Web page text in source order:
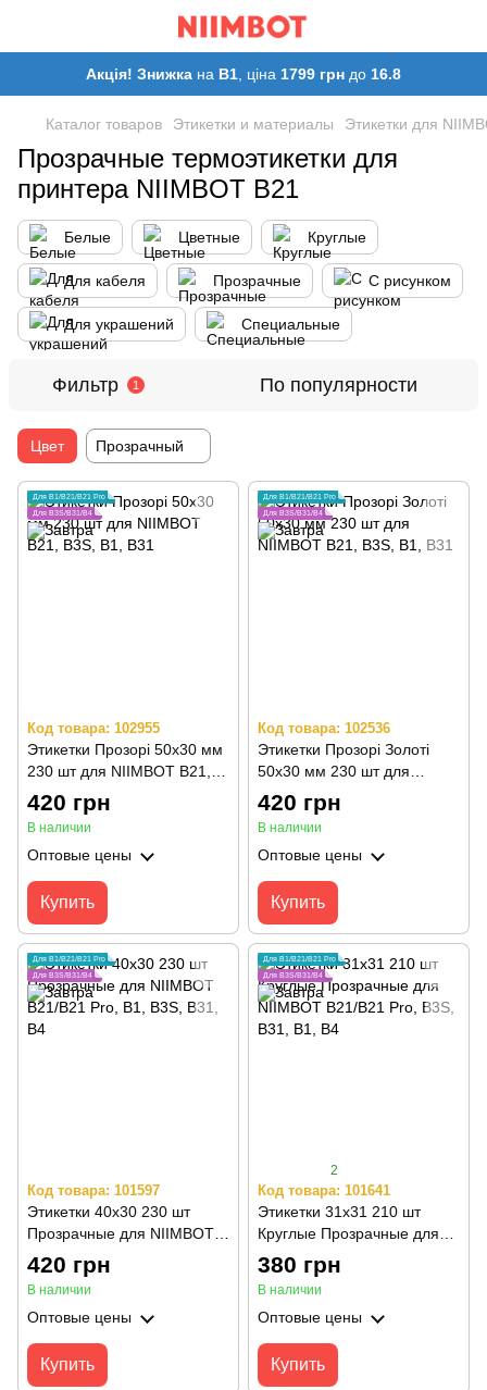
Акція! Знижка на B1 , ціна 1799 грн до 16.8
Каталог товаров Этикетки и материалы Этикетки для
Прозрачные термоэтикетки для
принтера NIIMBOT B21
Белые Цветные Круглые
Для кабеля Прозрачные С рисунком
Для украшений Специальные
Фильтр 1 По популярности
Цвет Прозрачный
Для B1/B21/B21 Pro
Для B3S/B31/B4
Код товара: 102955
Этикетки Прозорі 50х30 мм
230 шт для NIIMBOT B21,
B3S, B1, B31
420 грн
В наличии
Оптовые цены
Купить
Для B1/B21/B21 Pro
Для B3S/B31/B4
Код товара: 102536
Этикетки Прозорі Золоті
50х30 мм 230 шт для
NIIMBOT B21, B3S, B1, B31
420 грн
В наличии
Оптовые цены
Купить
Для B1/B21/B21 Pro
Для B3S/B31/B4
Код товара: 101597
Этикетки 40х30 230 шт
Прозрачные для NIIMBOT
B21/B21 Pro, B1, B3S, B31,
B4
420 грн
В наличии
Оптовые цены
Купить
Для B1/B21/B21 Pro
Для B3S/B31/B4
2
Код товара: 101641
Этикетки 31х31 210 шт
Круглые Прозрачные для
NIIMBOT В21/B21 Pro, B3S,
B31, B1, B4
380 грн
В наличии
Оптовые цены
Купить